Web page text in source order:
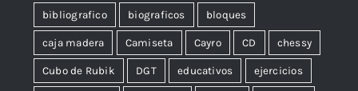
bibliografico biograficos bloques
caja madera Camiseta Cayro CD chessy
Cubo de Rubik DGT educativos ejercicios